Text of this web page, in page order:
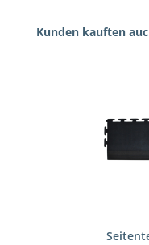
Produktgalerie
Kunden kauften